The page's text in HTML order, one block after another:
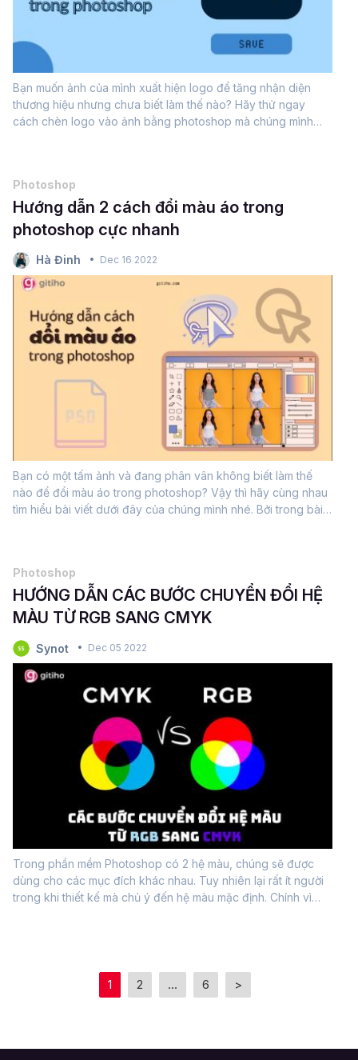
Bạn muốn ảnh của mình xuất hiện logo để tăng nhận diện
thương hiệu nhưng chưa biết làm thế nào? Hãy thử ngay
cách chèn logo vào ảnh bằng photoshop mà chúng mình
Photoshop
Hướng dẫn 2 cách đổi màu áo trong
photoshop cực nhanh
Hà Đinh Dec 16 2022
Bạn có một tấm ảnh và đang phân vân không biết làm thế
nào để đổi màu áo trong photoshop? Vậy thì hãy cùng nhau
tìm hiểu bài viết dưới đây của chúng mình nhé. Bởi trong bài
Photoshop
HƯỚNG DẪN CÁC BƯỚC CHUYỂN ĐỔI HỆ
MÀU TỪ RGB SANG CMYK
Synot Dec 05 2022
Trong phần mềm Photoshop có 2 hệ màu, chúng sẽ được
dùng cho các mục đích khác nhau. Tuy nhiên lại rất ít người
trong khi thiết kế mà chủ ý đến hệ màu mặc định. Chính vì
1 2 ... 6 >